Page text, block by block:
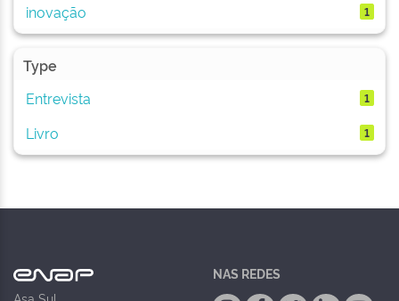
inovação 1
Type
Entrevista
1
Livro 1
NAS REDES